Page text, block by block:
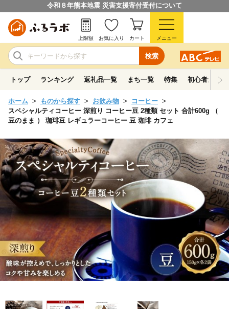
令和８年熊本地震 災害支援寄付受付について
検索
上限額 お気に入り カート メニュー
トップ ランキング 返礼品一覧 まち一覧 特集 初心者ガイド
ホーム ものから探す お飲み物
コーヒー
スペシャルティコーヒー 深煎り コーヒー豆 2種類 セット 合計600g （
豆のまま ） 珈琲豆 レギュラーコーヒー 豆 珈琲 カフェ